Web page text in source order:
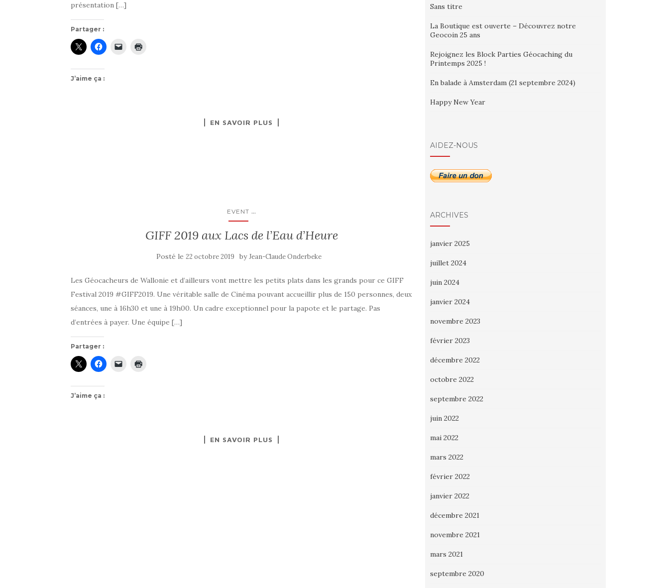
présentation […]
Partager :
J’aime ça :
EN SAVOIR PLUS
EVENT ...
GIFF 2019 aux Lacs de l’Eau d’Heure
Posté le22 octobre 2019 byJean-Claude Onderbeke
Les Géocacheurs de Wallonie et d’ailleurs vont mettre les petits plats dans les grands pour ce GIFF
Festival 2019 #GIFF2019. Une véritable salle de Cinéma pouvant accueillir plus de 150 personnes, deux
séances, une à 16h30 et une à 19h00. Un cadre exceptionnel pour la papote et le partage. Pas
d’entrées à payer. Une équipe […]
Partager :
J’aime ça :
EN SAVOIR PLUS
Sans titre
La Boutique est ouverte – Découvrez notre
Geocoin 25 ans
Rejoignez les Block Parties Géocaching du
Printemps 2025 !
En balade à Amsterdam (21 septembre 2024)
Happy New Year
AIDEZ-NOUS
ARCHIVES
janvier 2025
juillet 2024
juin 2024
janvier 2024
novembre 2023
février 2023
décembre 2022
octobre 2022
septembre 2022
juin 2022
mai 2022
mars 2022
février 2022
janvier 2022
décembre 2021
novembre 2021
mars 2021
septembre 2020